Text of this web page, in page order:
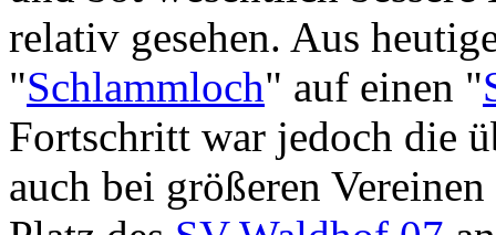
relativ gesehen. Aus
"Schlammloch" auf einen "
Fortschritt war jedoch die
auch bei größeren